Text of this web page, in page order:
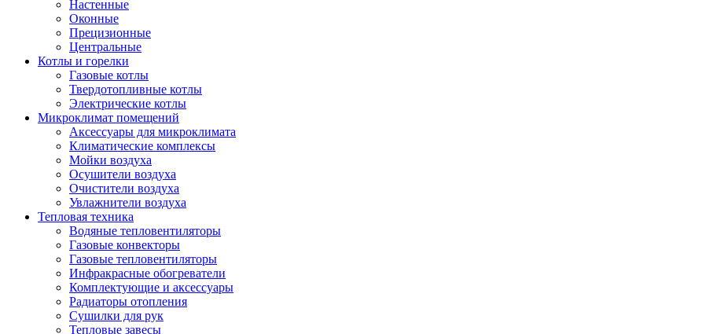
Настенные
Оконные
Прецизионные
Центральные
Котлы и горелки
Газовые котлы
Твердотопливные котлы
Электрические котлы
Микроклимат помещений
Аксессуары для микроклимата
Климатические комплексы
Мойки воздуха
Осушители воздуха
Очистители воздуха
Увлажнители воздуха
Тепловая техника
Водяные тепловентиляторы
Газовые конвекторы
Газовые тепловентиляторы
Инфракрасные обогреватели
Комплектующие и аксессуары
Радиаторы отопления
Сушилки для рук
Тепловые завесы